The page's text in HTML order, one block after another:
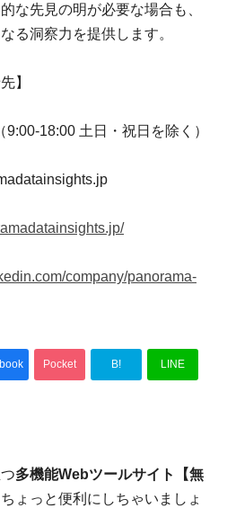
な先見の明が必要な場合も、
る洞察力を提供します。
】
18:00 土日・祝日を除く）
company/panorama-
Pocket B! LINE
多機能Webツールサイト【無
ょっと便利にしちゃいましょ